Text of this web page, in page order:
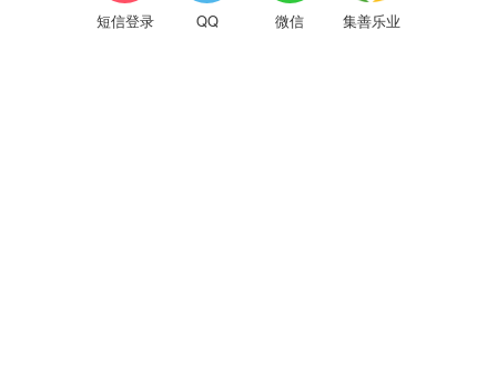
短信登录 QQ 微信 集善乐业